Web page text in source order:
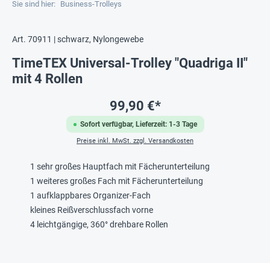
Sie sind hier: Business-Trolleys
Art. 70911 | schwarz, Nylongewebe
TimeTEX Universal-Trolley "Quadriga II"
mit 4 Rollen
Sofort verfügbar, Lieferzeit: 1-3 Tage
99,90 €*
Preise inkl. MwSt. zzgl. Versandkosten
1 sehr großes Hauptfach mit Fächerunterteilung
1 weiteres großes Fach mit Fächerunterteilung
1 aufklappbares Organizer-Fach
kleines Reißverschlussfach vorne
4 leichtgängige, 360° drehbare Rollen